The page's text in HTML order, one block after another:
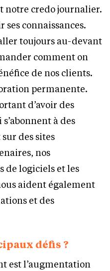
notre credo journalier.
connaissances.
toujours au-devant
comment on
de nos clients.
permanente.
d’avoir des
à des
des sites
nos
de logiciels et les
aident également
et des
défis ?
est l’augmentation